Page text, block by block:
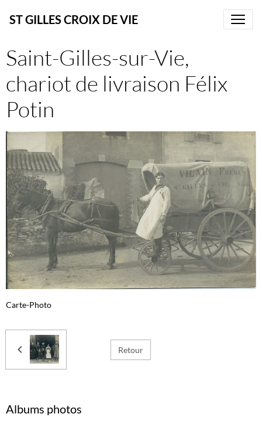
ST GILLES CROIX DE VIE
Saint-Gilles-sur-Vie,
chariot de livraison Félix
Potin
Carte-Photo
Retour
Albums photos